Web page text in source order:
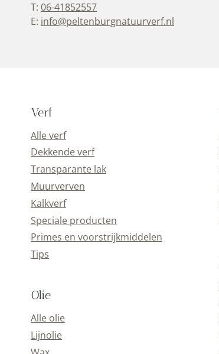
T: 06-41852557
E: info@peltenburgnatuurverf.nl
Verf
Alle verf
Dekkende verf
Transparante lak
Muurverven
Kalkverf
Speciale producten
Primes en voorstrijkmiddelen
Tips
Olie
Alle olie
Lijnolie